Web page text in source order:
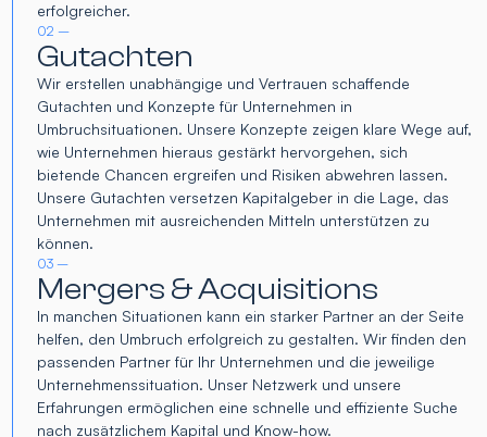
erfolgreicher.
02 –
Gutachten
Wir erstellen unabhängige und Vertrauen schaffende
Gutachten und Konzepte für Unternehmen in
Umbruchsituationen. Unsere Konzepte zeigen klare Wege auf,
wie Unternehmen hieraus gestärkt hervorgehen, sich
bietende Chancen ergreifen und Risiken abwehren lassen.
Unsere Gutachten versetzen Kapitalgeber in die Lage, das
Unternehmen mit ausreichenden Mitteln unterstützen zu
können.
03 –
Mergers & Acquisitions
In manchen Situationen kann ein starker Partner an der Seite
helfen, den Umbruch erfolgreich zu gestalten. Wir finden den
passenden Partner für Ihr Unternehmen und die jeweilige
Unternehmenssituation. Unser Netzwerk und unsere
Erfahrungen ermöglichen eine schnelle und effiziente Suche
nach zusätzlichem Kapital und Know-how.